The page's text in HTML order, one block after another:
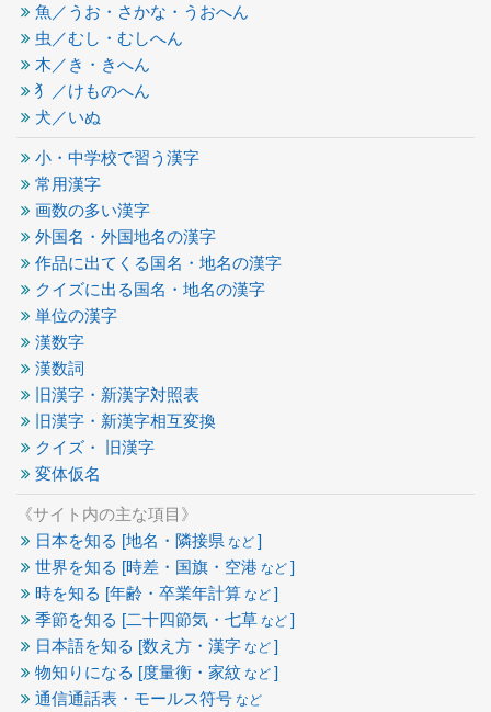
魚／うお・さかな・うおへん
虫／むし・むしへん
木／き・きへん
犭／けものへん
犬／いぬ
小・中学校で習う漢字
常用漢字
画数の多い漢字
外国名・外国地名の漢字
作品に出てくる国名・地名の漢字
クイズに出る国名・地名の漢字
単位の漢字
漢数字
漢数詞
旧漢字・新漢字対照表
旧漢字・新漢字相互変換
クイズ・ 旧漢字
変体仮名
《サイト内の主な項目》
日本を知る [地名・隣接県 など ]
世界を知る [時差・国旗・空港 など ]
時を知る [年齢・卒業年計算 など ]
季節を知る [二十四節気・七草 など ]
日本語を知る [数え方・漢字 など ]
物知りになる [度量衡・家紋 など ]
通信通話表・モールス符号 など